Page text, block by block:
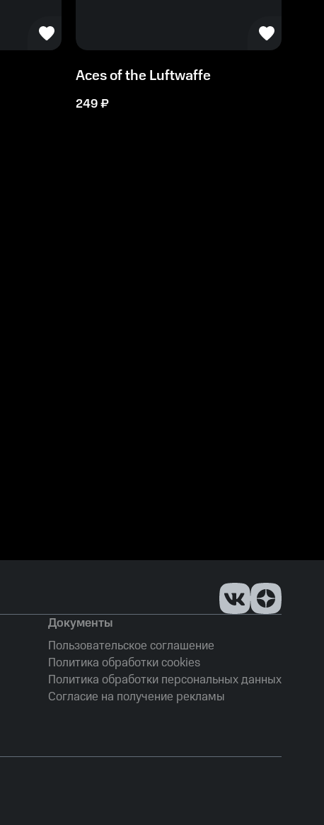
Aces of the Luftwaffe
249₽
Документы
Пользовательское соглашение
Политика обработки cookies
Политика обработки персональных данных
Согласие на получение рекламы